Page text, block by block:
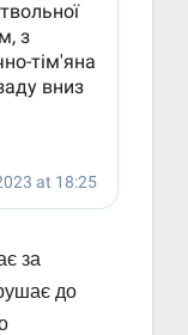
за
до